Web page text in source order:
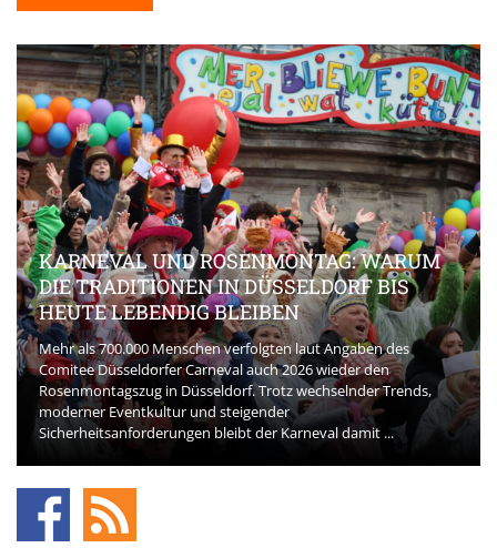
KARNEVAL UND ROSENMONTAG: WARUM
DIE TRADITIONEN IN DÜSSELDORF BIS
HEUTE LEBENDIG BLEIBEN
Mehr als 700.000 Menschen verfolgten laut Angaben des
Comitee Düsseldorfer Carneval auch 2026 wieder den
Rosenmontagszug in Düsseldorf. Trotz wechselnder Trends,
moderner Eventkultur und steigender
Sicherheitsanforderungen bleibt der Karneval damit ...